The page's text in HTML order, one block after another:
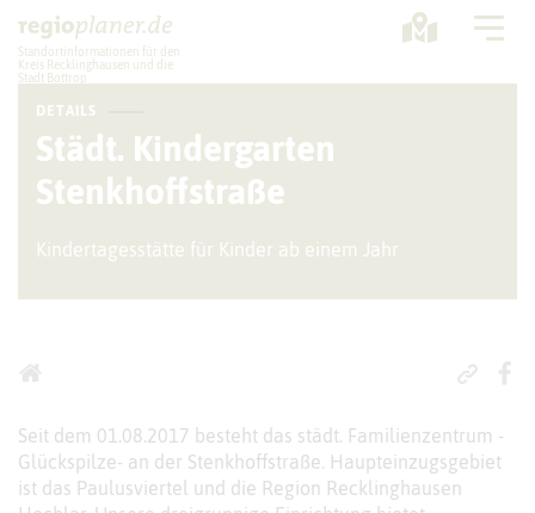
Standortinformationen für den
Kreis Recklinghausen und die
Stadt Bottrop
Planung
Standorte
Statistik
Service
DETAILS
Städt. Kindergarten
Stenkhoffstraße
Kindertagesstätte für Kinder ab einem Jahr
Seit dem 01.08.2017 besteht das städt. Familienzentrum -
Glückspilze- an der Stenkhoffstraße. Haupteinzugsgebiet
ist das Paulusviertel und die Region Recklinghausen